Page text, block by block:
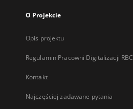
O Projekcie
Opis projektu
Regulamin Pracowni Digitalizacji RBC
Kontakt
Najczęściej zadawane pytania